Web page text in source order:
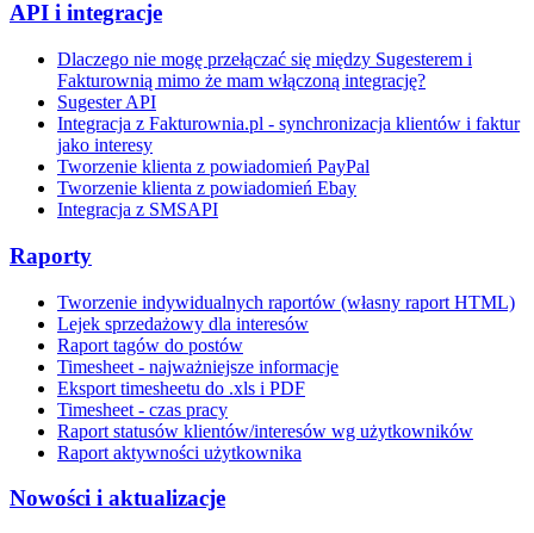
API i integracje
Dlaczego nie mogę przełączać się między Sugesterem i
Fakturownią mimo że mam włączoną integrację?
Sugester API
Integracja z Fakturownia.pl - synchronizacja klientów i faktur
jako interesy
Tworzenie klienta z powiadomień PayPal
Tworzenie klienta z powiadomień Ebay
Integracja z SMSAPI
Raporty
Tworzenie indywidualnych raportów (własny raport HTML)
Lejek sprzedażowy dla interesów
Raport tagów do postów
Timesheet - najważniejsze informacje
Eksport timesheetu do .xls i PDF
Timesheet - czas pracy
Raport statusów klientów/interesów wg użytkowników
Raport aktywności użytkownika
Nowości i aktualizacje